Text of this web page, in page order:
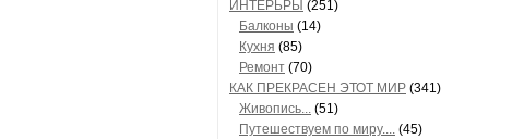
ИНТЕРЬРЫ (251)
Балконы (14)
Кухня (85)
Ремонт (70)
КАК ПРЕКРАСЕН ЭТОТ МИР (341)
Живопись... (51)
Путешествуем по миру.... (45)